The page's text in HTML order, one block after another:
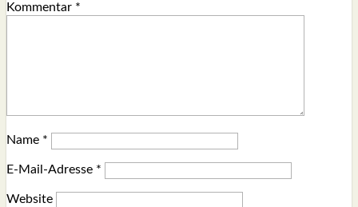
Kommentar *
Name *
E-Mail-Adresse *
Website